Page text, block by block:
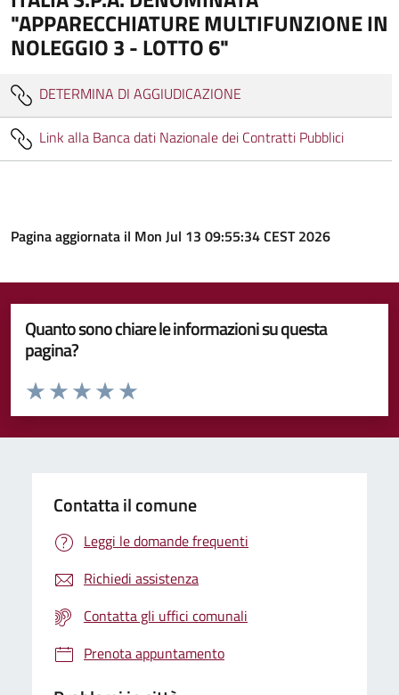
"APPARECCHIATURE MULTIFUNZIONE IN
NOLEGGIO 3 - LOTTO 6"
DETERMINA DI AGGIUDICAZIONE
Link alla Banca dati Nazionale dei Contratti Pubblici
Pagina aggiornata il Mon Jul 13 09:55:34 CEST 2026
Quanto sono chiare le informazioni su questa
pagina?
Valuta da 1 a 5 stelle la pagina
Valuta 5 stelle su 5
Valuta 4 stelle su 5
Valuta 3 stelle su 5
Valuta 2 stelle su 5
Valuta 1 stelle su 5
Contatta il comune
Leggi le domande frequenti
Richiedi assistenza
Contatta gli uffici comunali
Prenota appuntamento